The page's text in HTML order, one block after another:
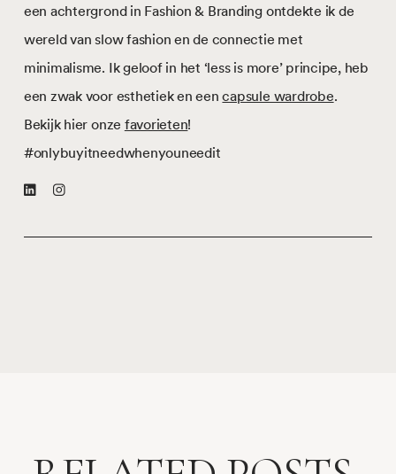
een achtergrond in Fashion & Branding ontdekte ik de
wereld van slow fashion en de connectie met
minimalisme. Ik geloof in het ‘less is more’ principe, heb
een zwak voor esthetiek en eencapsule wardrobe.
Bekijk hier onze favorieten!
#onlybuyitneedwhenyouneedit